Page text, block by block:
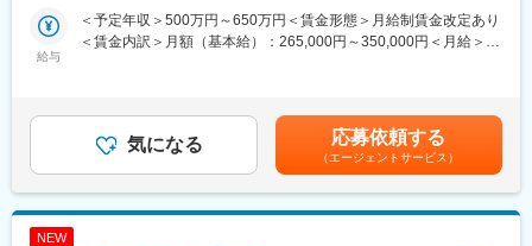
します。
■試験方法の立ち上げ（外部試験機関への委託を含む）
給与
＜予定年収＞500万円～650万円＜賃金形態＞月給制賃金改定あり
＜賃金内訳＞月額（基本給）：265,000円～350,000円＜月給＞
職の場合は対象外）賃金はあくまでも目安の金額であり、選考を
通じて上下する可能性があります。月給(月額)は固定手当を含めた
表記です。
気になる 応募依頼する
（エージェントサービス）
NEW